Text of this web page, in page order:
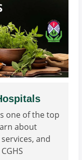
one of the top
about
and